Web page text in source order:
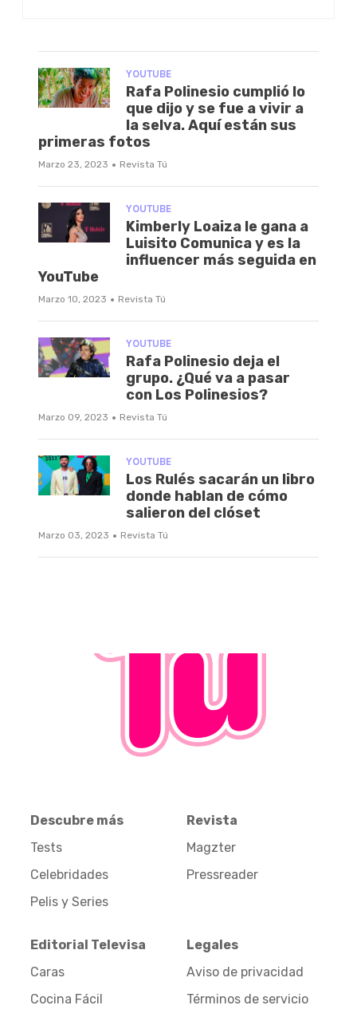
YOUTUBE
Rafa Polinesio cumplió lo
que dijo y se fue a vivir a
la selva. Aquí están sus
primeras fotos
Marzo 23, 2023 · Revista Tú
YOUTUBE
Kimberly Loaiza le gana a
Luisito Comunica y es la
influencer más seguida en
YouTube
Marzo 10, 2023 · Revista Tú
YOUTUBE
Rafa Polinesio deja el
grupo. ¿Qué va a pasar
con Los Polinesios?
Marzo 09, 2023 · Revista Tú
YOUTUBE
Los Rulés sacarán un libro
donde hablan de cómo
salieron del clóset
Marzo 03, 2023 · Revista Tú
Descubre más
Tests
Celebridades
Pelis y Series
Revista
Magzter
Pressreader
Editorial Televisa
Caras
Cocina Fácil
Legales
Aviso de privacidad
Términos de servicio